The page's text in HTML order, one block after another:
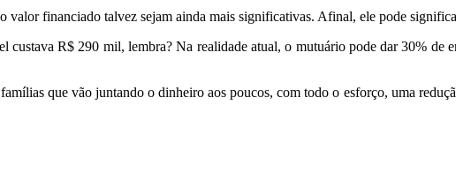
valor financiado talvez sejam ainda mais significativas. Afinal, ele pode
custava R$ 290 mil, lembra? Na realidade atual, o mutuário pode dar 30%
que vão juntando o dinheiro aos poucos, com todo o esforço, uma